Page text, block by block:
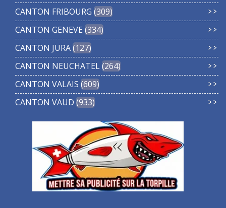
CANTON FRIBOURG 309
CANTON GENEVE 334
CANTON JURA 127
CANTON NEUCHATEL 264
CANTON VALAIS 609
CANTON VAUD 933